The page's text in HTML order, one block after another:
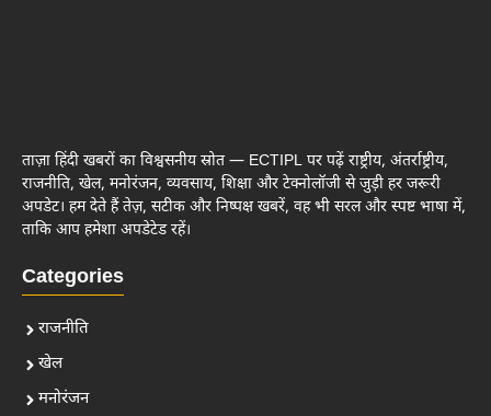
ताज़ा हिंदी खबरों का विश्वसनीय स्रोत — ECTIPL पर पढ़ें राष्ट्रीय, अंतर्राष्ट्रीय,
राजनीति, खेल, मनोरंजन, व्यवसाय, शिक्षा और टेक्नोलॉजी से जुड़ी हर जरूरी
अपडेट। हम देते हैं तेज़, सटीक और निष्पक्ष खबरें, वह भी सरल और स्पष्ट भाषा में,
ताकि आप हमेशा अपडेटेड रहें।
Categories
राजनीति
खेल
मनोरंजन